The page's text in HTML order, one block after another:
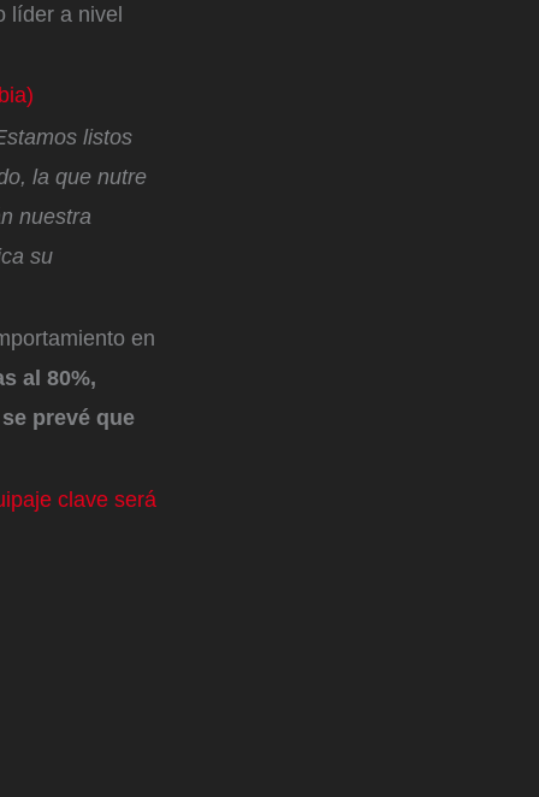
líder a nivel
listos
la que nutre
nuestra
su
en
al 80%,
prevé que
clave será